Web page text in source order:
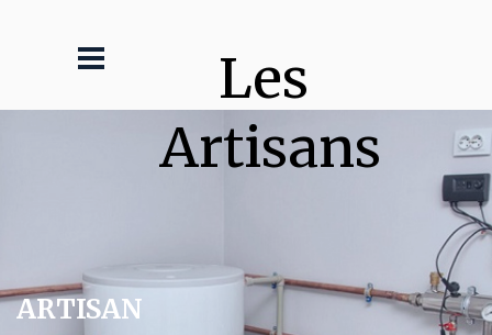
Les
Artisans
ARTISAN